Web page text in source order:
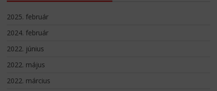
2025. február
2024. február
2022. június
2022. május
2022. március